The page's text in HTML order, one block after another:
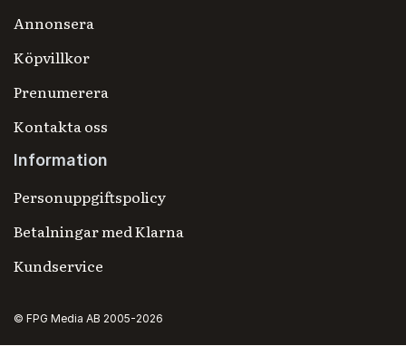
Annonsera
Köpvillkor
Prenumerera
Kontakta oss
Information
Personuppgiftspolicy
Betalningar med Klarna
Kundservice
© FPG Media AB 2005-2026